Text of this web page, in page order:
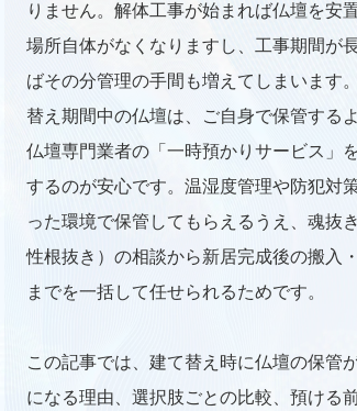
りません。解体工事が始まれば仏壇を安
場所自体がなくなりますし、工事期間が
ばその分管理の手間も増えてしまいます
替え期間中の仏壇は、ご自身で保管する
仏壇専門業者の「一時預かりサービス」
するのが安心です。温湿度管理や防犯対
った環境で保管してもらえるうえ、魂抜
性根抜き）の相談から新居完成後の搬入
までを一括して任せられるためです。
この記事では、建て替え時に仏壇の保管
になる理由、選択肢ごとの比較、預ける